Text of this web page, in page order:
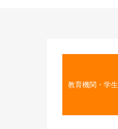
教育機関・学生